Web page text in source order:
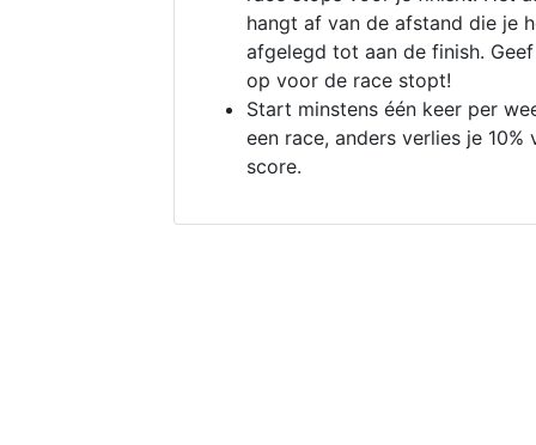
hangt af van de afstand die je
afgelegd tot aan de finish.
op voor de race stopt!
Start minstens één keer per
een race, anders verlies je 10%
score.